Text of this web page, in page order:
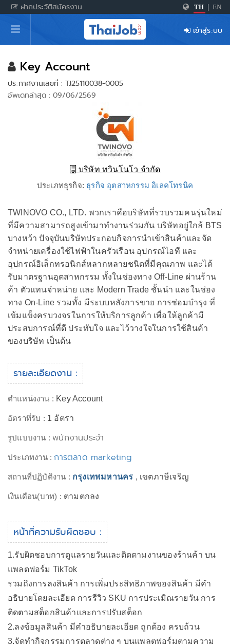
ฝากประวัติสมัครงาน TH EN
หน้าหลัก
ผู้สมัครงาน: เข้าสู่ระบบ
ฝากประวัติสมัครงาน
เกร็ดความรู้
สำหรับผู้ประกอบการ
เข้าสู่ระบบ
Key Account
ประกาศงานเลขที่ : TJ25110038-0005
อัพเดทล่าสุด : 09/06/2569
บริษัท ทวินโนโว จำกัด
ประเภทธุรกิจ: ธุรกิจ อุตสาหกรรม อิเลคโทรนิค
TWINOVO CO., LTD. พวกเราคือบริษัทที่รวบรวมคนรุ่นใหม่
ที่มีความสามารถสูงเข้ามาทำงานร่วมกัน บริษัทอยู่ใกล้ BTS
บางหว้า ปัจจุบันบริษัทประกอบกิจการนำเข้าสินค้าและจัด
จำหน่ายเครื่องใช้ไฟฟ้าในครัวเรือน อุปกรณ์ไอที และ
อุปกรณ์อิเล็กทรอนิกส์หลากหลายชนิดที่มีคุณภาพ และได้
รับมาตรฐานอุตสาหกรรม ทั้งในช่องทาง Off-Line ผ่านร้าน
ค้า ตัวแทนจำหน่าย และ Modern Trade ชั้นนำ และในช่อง
ทาง On-Line รวมทั้ง มีระบบหลังการขาย การซ่อมบำรุง ที่
เข้มแข็งครบวงจรในการให้บริการลูกค้า เพื่อให้ลูกค้ามี
ประสบการณ์ที่ดี ประทับใจ และไว้วางใจในการใช้สินค้า
ของบริษัท เป็นต้น
รายละเอียดงาน :
ตำแหน่งงาน : Key Account
อัตราที่รับ : 1 อัตรา
รูปแบบงาน :พนักงานประจำ
ประเภทงาน : การตลาด marketing
สถานที่ปฏิบัติงาน : กรุงเทพมหานคร , เขตภาษีเจริญ
เงินเดือน(บาท) : ตามตกลง
หน้าที่ความรับผิดชอบ :
1.รับผิดชอบการดูแลรายวันและติดตามงานของร้านค้า บน
แพลตฟอร์ม TikTok
รวมถึงการลงสินค้า การเพิ่มประสิทธิภาพของสินค้า มีคำ
อธิบายโดยละเอียด การรีวิว SKU การประเมิณรายวัน การ
ติดตามสต็อกสินค้าและการปรับสต็อก
2.ลงข้อมูลสินค้า มีคำอธิบายละเอียด ถูกต้อง ครบถ้วน
3.จัดทำกิจกรรมการตลาดต่าง ๆ บนแพลตฟอร์มตามความ